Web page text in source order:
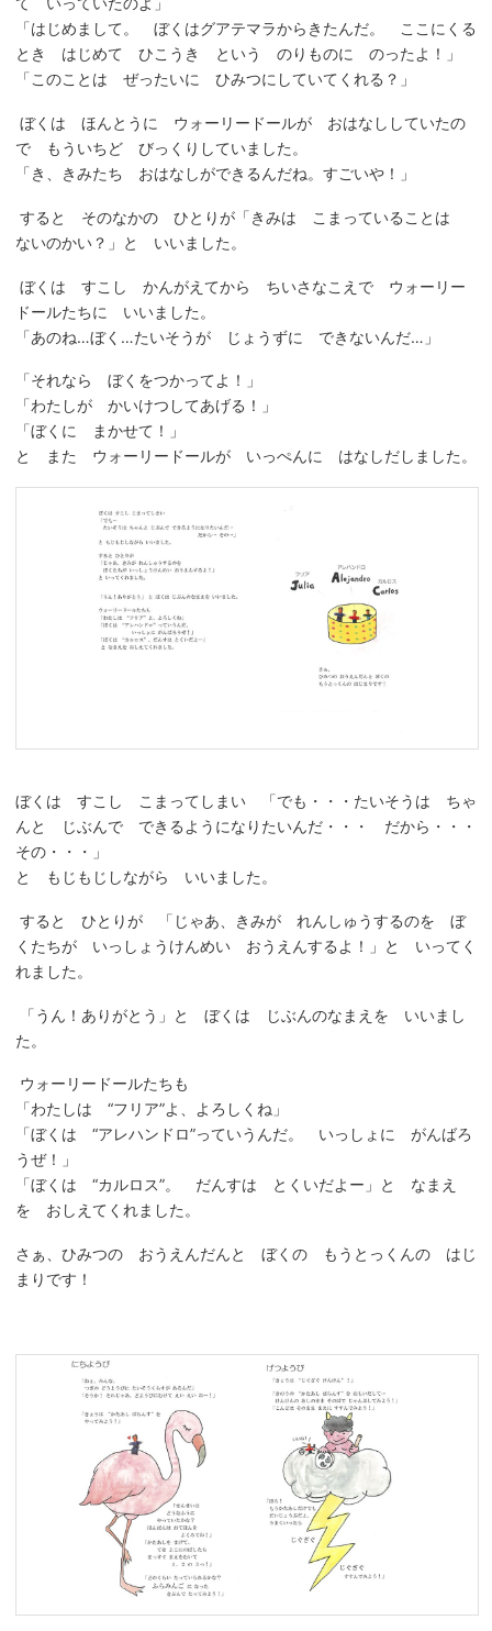
「はじめまして。 ぼくはグアテマラからきたんだ。 ここにくる
とき はじめて ひこうき という のりものに のったよ！」
「このことは ぜったいに ひみつにしていてくれる？」
ぼくは ほんとうに ウォーリードールが おはなししていたの
で もういちど びっくりしていました。
「き、きみたち おはなしができるんだね。すごいや！」
すると そのなかの ひとりが「きみは こまっていることは
ないのかい？」と いいました。
ぼくは すこし かんがえてから ちいさなこえで ウォーリー
ドールたちに いいました。
「あのね…ぼく…たいそうが じょうずに できないんだ…」
「それなら ぼくをつかってよ！」
「わたしが かいけつしてあげる！」
「ぼくに まかせて！」
と また ウォーリードールが いっぺんに はなしだしました。
ぼくは すこし こまってしまい 「でも・・・たいそうは ちゃ
んと じぶんで できるようになりたいんだ・・・ だから・・・
その・・・」
と もじもじしながら いいました。
すると ひとりが 「じゃあ、きみが れんしゅうするのを ぼ
くたちが いっしょうけんめい おうえんするよ！」と いってく
れました。
「うん！ありがとう」と ぼくは じぶんのなまえを いいまし
た。
ウォーリードールたちも
「わたしは “フリア”よ、よろしくね」
「ぼくは “アレハンドロ”っていうんだ。 いっしょに がんばろ
うぜ！」
「ぼくは “カルロス”。 だんすは とくいだよー」と なまえ
を おしえてくれました。
さぁ、ひみつの おうえんだんと ぼくの もうとっくんの はじ
まりです！